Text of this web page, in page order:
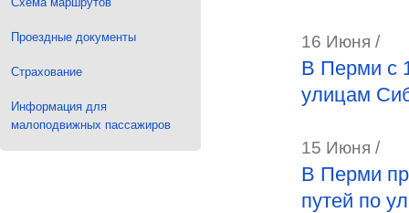
Проездные документы
Страхование
Информация для
малоподвижных пассажиров
16 Июня /
В Перми с
улицам
15 Июня /
В Перми
путей по